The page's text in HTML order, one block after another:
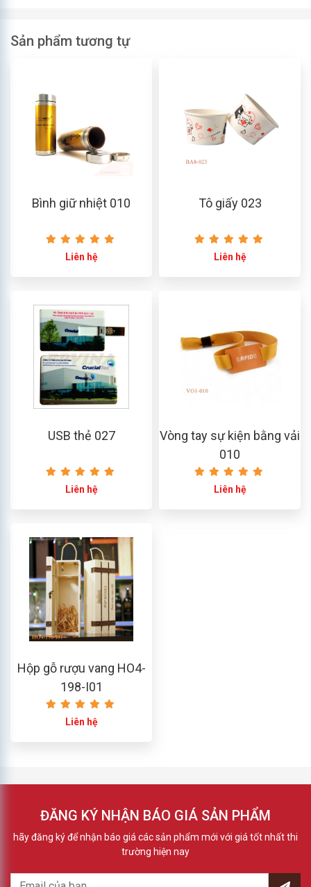
Sản phẩm tương tự
Bình giữ nhiệt 010
Liên hệ
Tô giấy 023
Liên hệ
USB thẻ 027
Liên hệ
Vòng tay sự kiện bằng vải
010
Liên hệ
Hộp gỗ rượu vang HO4-
198-I01
Liên hệ
ĐĂNG KÝ NHẬN BÁO GIÁ SẢN PHẨM
hãy đăng ký để nhận báo giá các sản phẩm mới với giá tốt nhất thi
trường hiện nay